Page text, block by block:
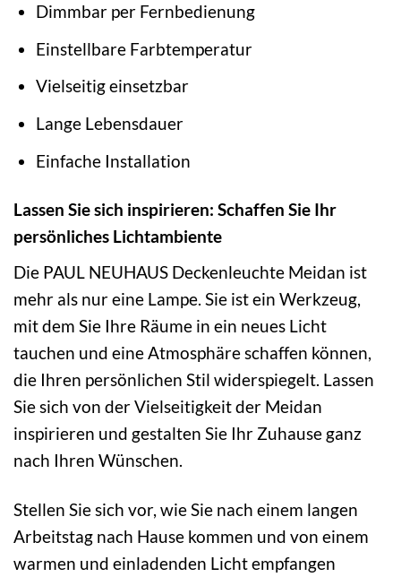
Dimmbar per Fernbedienung
Einstellbare Farbtemperatur
Vielseitig einsetzbar
Lange Lebensdauer
Einfache Installation
Lassen Sie sich inspirieren: Schaffen Sie Ihr
persönliches Lichtambiente
Die PAUL NEUHAUS Deckenleuchte Meidan ist
mehr als nur eine Lampe. Sie ist ein Werkzeug,
mit dem Sie Ihre Räume in ein neues Licht
tauchen und eine Atmosphäre schaffen können,
die Ihren persönlichen Stil widerspiegelt. Lassen
Sie sich von der Vielseitigkeit der Meidan
inspirieren und gestalten Sie Ihr Zuhause ganz
nach Ihren Wünschen.
Stellen Sie sich vor, wie Sie nach einem langen
Arbeitstag nach Hause kommen und von einem
warmen und einladenden Licht empfangen